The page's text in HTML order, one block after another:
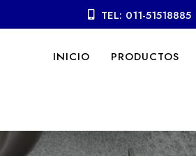
TEL: 011-51518885
INICIO PRODUCTOS